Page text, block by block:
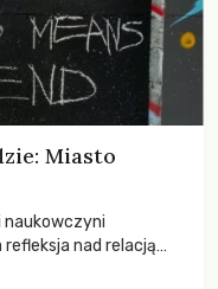
Miasto
naukowczyni
refleksja nad relacją